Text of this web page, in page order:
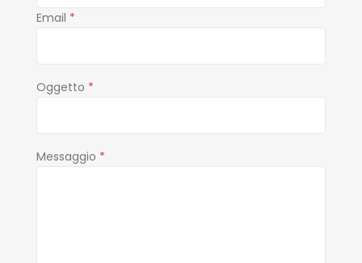
Email *
Oggetto *
Messaggio *